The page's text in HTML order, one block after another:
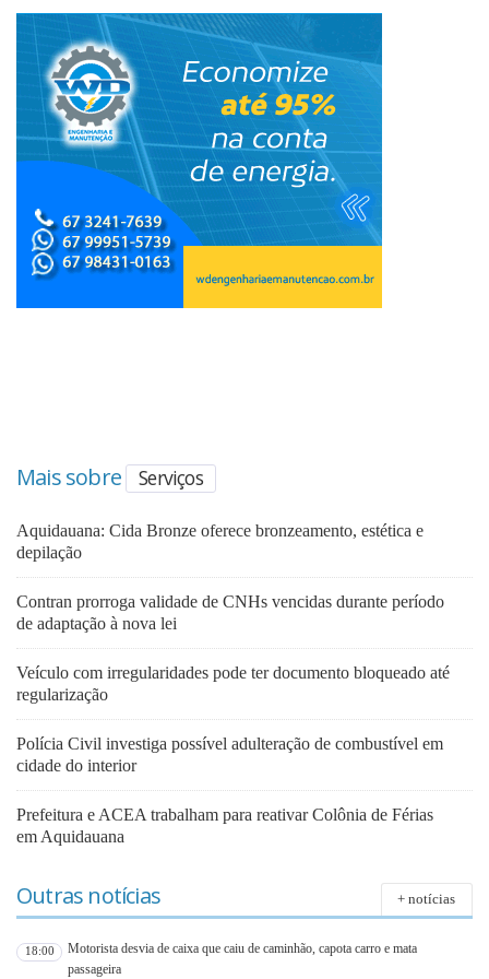
Mais sobre Serviços
Aquidauana: Cida Bronze oferece bronzeamento, estética e
depilação
Contran prorroga validade de CNHs vencidas durante período
de adaptação à nova lei
Veículo com irregularidades pode ter documento bloqueado até
regularização
Polícia Civil investiga possível adulteração de combustível em
cidade do interior
Prefeitura e ACEA trabalham para reativar Colônia de Férias
em Aquidauana
Outras notícias + notícias
18:00
Motorista desvia de caixa que caiu de caminhão, capota carro e mata
passageira